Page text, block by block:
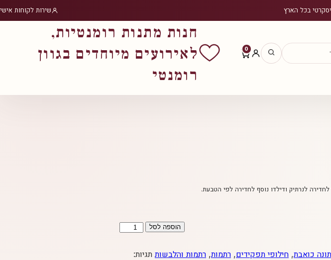
בכל הארץ שירות לקוחות אישי
0
חנות מתנות רומנטיות,
לאירועים מיוחדים בגוון
רומנטי
לנרתיק ודילדו נוסף לחדירה לפי הטבעת.
כמות
תחתוני
הוספה לסל
כואבת, חילופי תפקידים, רתמות, רתמות והלבשות תגיות: